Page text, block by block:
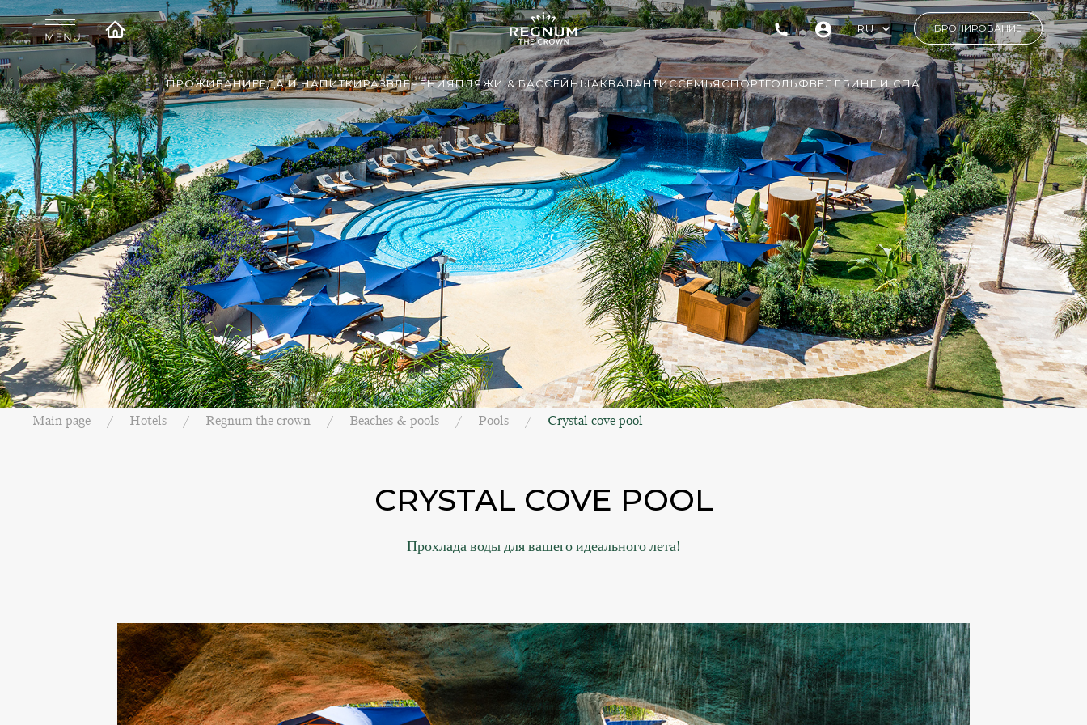
RU БРОНИРОВАНИЕ
ПРОЖИВАНИЕЕДА И НАПИТКИРАЗВЛЕЧЕНИЯПЛЯЖИ & БАССЕЙНЫАКВАЛАНТИССЕМЬЯСПОРТГОЛЬФВЕЛЛБИНГ И СПА
Main page Hotels Regnum the crown Beaches & pools Pools Crystal cove pool
CRYSTAL COVE POOL
Прохлада воды для вашего идеального лета!